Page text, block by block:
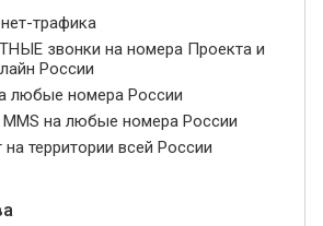
трафика
звонки на номера Проекта и
России
любые номера России
MMS на любые номера России
на территории всей России